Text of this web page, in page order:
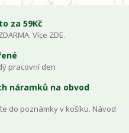
za 59Kč
Více ZDE.
pracovní den
náramků na obvod
do poznámky v košíku. Návod